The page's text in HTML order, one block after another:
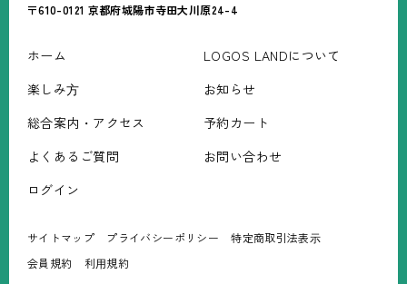
〒610-0121 京都府城陽市寺田大川原24-4
ホーム
LOGOS LANDについて
楽しみ⽅
お知らせ
総合案内・アクセス
予約カート
よくあるご質問
お問い合わせ
ログイン
サイトマップ プライバシーポリシー
特定商取引法表⽰
会員規約
利⽤規約